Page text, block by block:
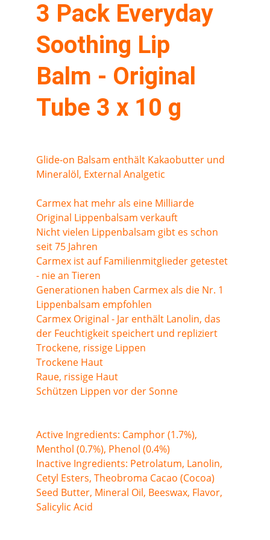
3 Pack Everyday
Soothing Lip
Balm - Original
Tube 3 x 10 g
Glide-on Balsam enthält Kakaobutter und
Mineralöl, External Analgetic
Carmex hat mehr als eine Milliarde
Original Lippenbalsam verkauft
Nicht vielen Lippenbalsam gibt es schon
seit 75 Jahren
Carmex ist auf Familienmitglieder getestet
- nie an Tieren
Generationen haben Carmex als die Nr. 1
Lippenbalsam empfohlen
Carmex Original - Jar enthält Lanolin, das
der Feuchtigkeit speichert und repliziert
Trockene, rissige Lippen
Trockene Haut
Raue, rissige Haut
Schützen Lippen vor der Sonne
Active Ingredients: Camphor (1.7%),
Menthol (0.7%), Phenol (0.4%)
Inactive Ingredients: Petrolatum, Lanolin,
Cetyl Esters, Theobroma Cacao (Cocoa)
Seed Butter, Mineral Oil, Beeswax, Flavor,
Salicylic Acid